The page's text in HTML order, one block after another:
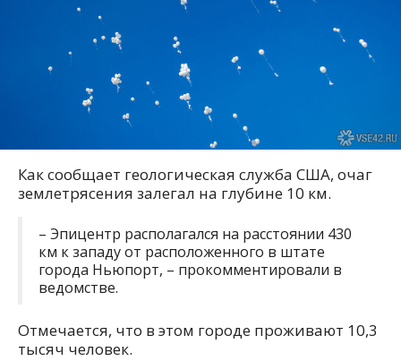
Как сообщает геологическая служба США, очаг
землетрясения залегал на глубине 10 км.
– Эпицентр располагался на расстоянии 430
км к западу от расположенного в штате
города Ньюпорт, – прокомментировали в
ведомстве.
Отмечается, что в этом городе проживают 10,3
тысяч человек.